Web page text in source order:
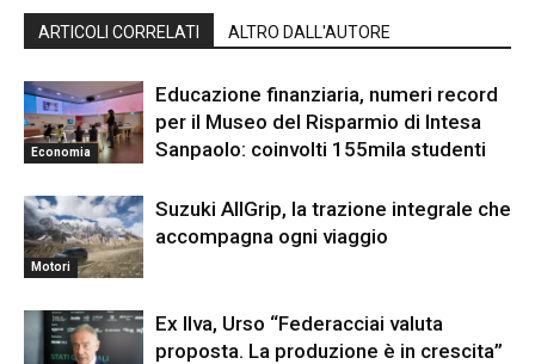
ARTICOLI CORRELATI ALTRO DALL'AUTORE
Economia
Educazione finanziaria, numeri record
per il Museo del Risparmio di Intesa
Sanpaolo: coinvolti 155mila studenti
Motori
Suzuki AllGrip, la trazione integrale che
accompagna ogni viaggio
Ex Ilva, Urso “Federacciai valuta
proposta. La produzione è in crescita”